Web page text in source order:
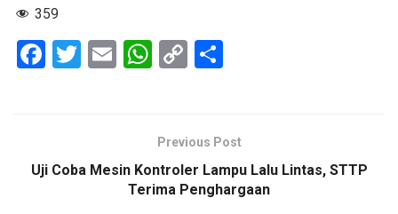
359
F
o
T
E
W
s
A
p
C
Li
n
k
e
Previous Post
Uji Coba Mesin Kontroler Lampu Lalu Lintas, STTP
Terima Penghargaan